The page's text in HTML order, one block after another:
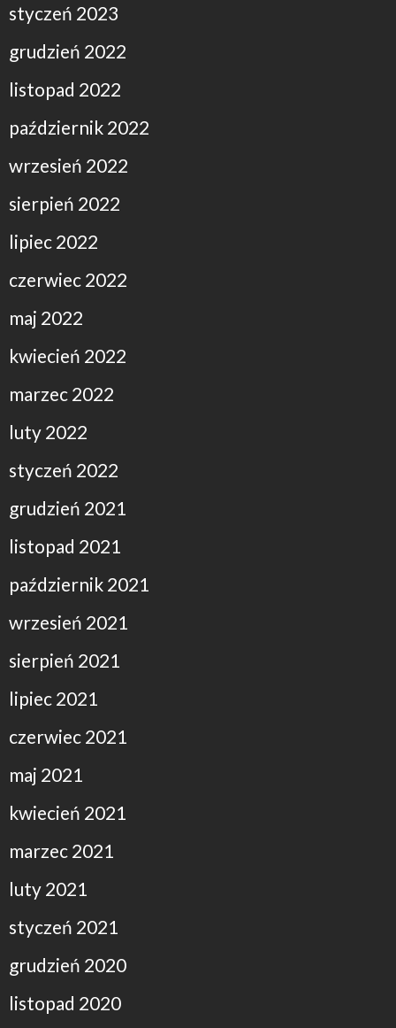
styczeń 2023
grudzień 2022
listopad 2022
październik 2022
wrzesień 2022
sierpień 2022
lipiec 2022
czerwiec 2022
maj 2022
kwiecień 2022
marzec 2022
luty 2022
styczeń 2022
grudzień 2021
listopad 2021
październik 2021
wrzesień 2021
sierpień 2021
lipiec 2021
czerwiec 2021
maj 2021
kwiecień 2021
marzec 2021
luty 2021
styczeń 2021
grudzień 2020
listopad 2020